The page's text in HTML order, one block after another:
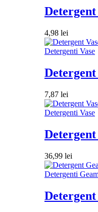
4,98 lei
Detergenti Vase
7,87 lei
Detergenti Vase
36,99 lei
Detergenti